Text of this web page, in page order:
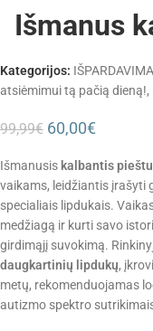
Išmanus
Kategorijos:
atsiėmimui tą pačią dieną!,
99,99€ 60,00€
Išmanusis kalbantis
vaikams, leidžiantis įrašyti
specialiais lipdukais.
medžiagą ir kurti savo
girdimąjį suvokimą.
daugkartinių lipdukų,
metų, rekomenduojamas
autizmo spektro